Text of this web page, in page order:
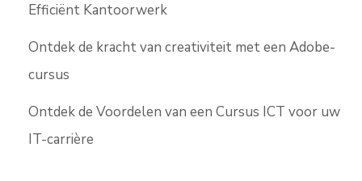
Efficiënt Kantoorwerk
Ontdek de kracht van creativiteit met een Adobe-
cursus
Ontdek de Voordelen van een Cursus ICT voor uw
IT-carrière